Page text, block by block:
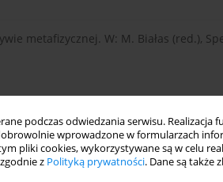
podczas odwiedzania serwisu.
wprowadzone w formularzach
pliki cookies, wykorzystywane są w celu
z Polityką prywatności. Dane są także
metafizycznej. W: M. Białas (red.),
W: D. Kornas-Biela
Lublin, s. 105-122.